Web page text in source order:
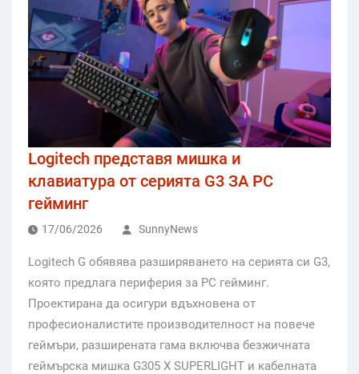
Logitech представя мишка и
клавиатура от серията G3 ЗА PC
гейминг
17/06/2026 SunnyNews
Logitech G oбявява разширяването на серията си G3,
която предлага периферия за PC гейминг.
Проектирана да осигури вдъхновена от
професионалистите производителност на повече
геймъри, разширената гама включва безжичната
геймърска мишка G305 X SUPERLIGHT и кабелната